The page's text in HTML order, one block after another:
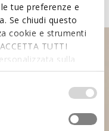
tue preferenze e
Se chiudi questo
cookie e strumenti
TUTTI
sulla
quali cookies ed
Per maggiori
momento le